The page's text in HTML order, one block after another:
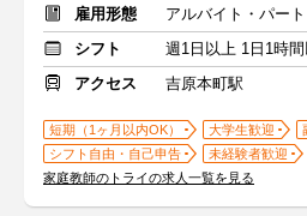
雇用形態
アルバイト・パート
シフト
週1日以上 1日1時
アクセス
吉原本町駅
短期（1ヶ月以内OK） 大学生歓迎
シフト自由・自己申告
未経験者歓迎
家庭教師のトライの求人一覧を見る